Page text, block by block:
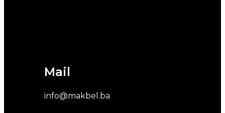
Mail
info@makbel.ba